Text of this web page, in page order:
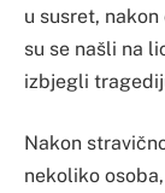
u susret,
su se našli na
izbjegli
Nakon
nekoliko